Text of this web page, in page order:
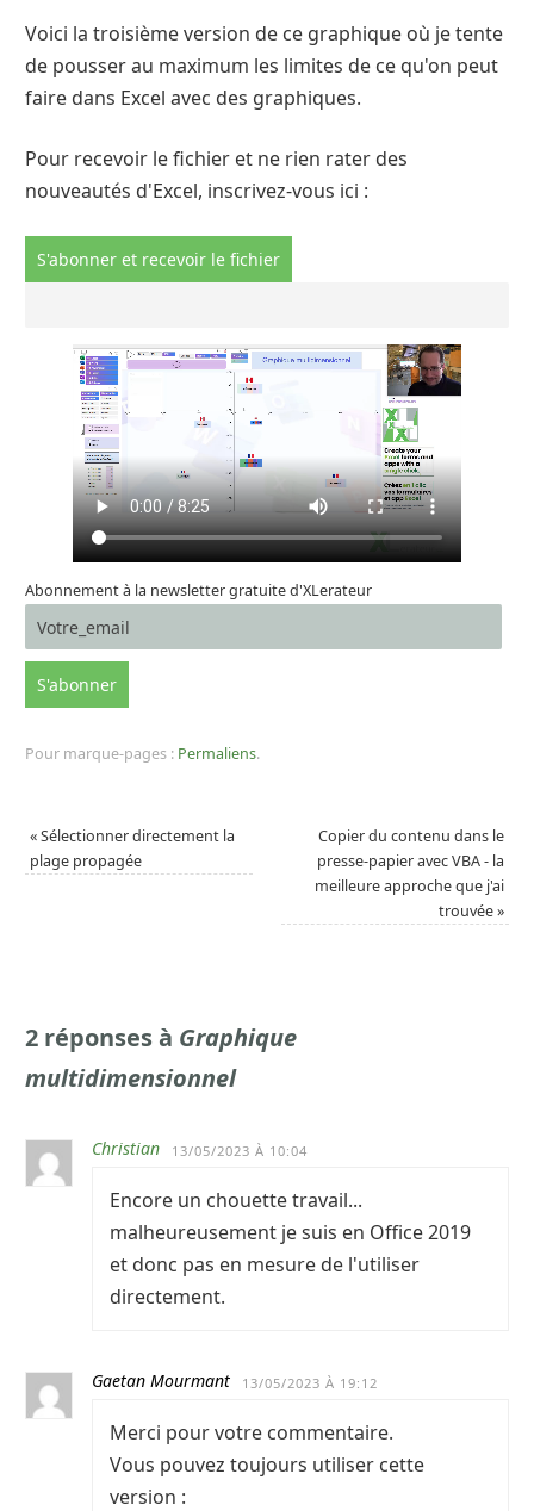
Voici la troisième version de ce graphique où je tente
de pousser au maximum les limites de ce qu'on peut
faire dans Excel avec des graphiques.
Pour recevoir le fichier et ne rien rater des
nouveautés d'Excel, inscrivez-vous ici :
Abonnement à la newsletter gratuite d'XLerateur
Pour marque-pages : Permaliens.
«Sélectionner directement la
plage propagée
Copier du contenu dans le
presse-papier avec VBA - la
meilleure approche que j'ai
trouvée»
2 réponses à Graphique
multidimensionnel
Christian 13/05/2023 À 10:04
Encore un chouette travail...
malheureusement je suis en Office 2019
et donc pas en mesure de l'utiliser
directement.
Gaetan Mourmant 13/05/2023 À 19:12
Merci pour votre commentaire.
Vous pouvez toujours utiliser cette
version :